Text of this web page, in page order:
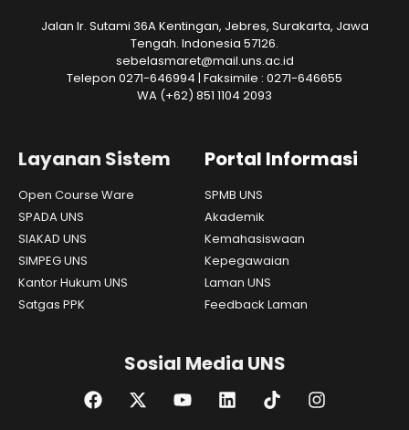
Jalan Ir. Sutami 36A Kentingan, Jebres, Surakarta, Jawa
Tengah. Indonesia 57126.
sebelasmaret@mail.uns.ac.id
Telepon 0271-646994 | Faksimile : 0271-646655
WA (+62) 851 1104 2093
Layanan Sistem
Open Course Ware
SPADA UNS
SIAKAD UNS
SIMPEG UNS
Kantor Hukum UNS
Satgas PPK
Portal Informasi
SPMB UNS
Akademik
Kemahasiswaan
Kepegawaian
Laman UNS
Feedback Laman
Sosial Media UNS